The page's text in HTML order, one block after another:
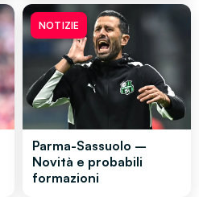
NOTIZIE
Parma-Sassuolo –
Novità e probabili
formazioni